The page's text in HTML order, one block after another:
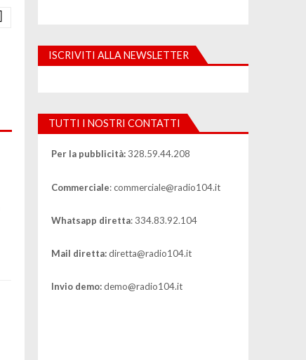
ISCRIVITI ALLA NEWSLETTER
TUTTI I NOSTRI CONTATTI
Per la pubblicità:328.59.44.208
Commerciale: commerciale@radio104.it
Whatsapp diretta: 334.83.92.104
Mail diretta:diretta@radio104.it
Invio demo:demo@radio104.it